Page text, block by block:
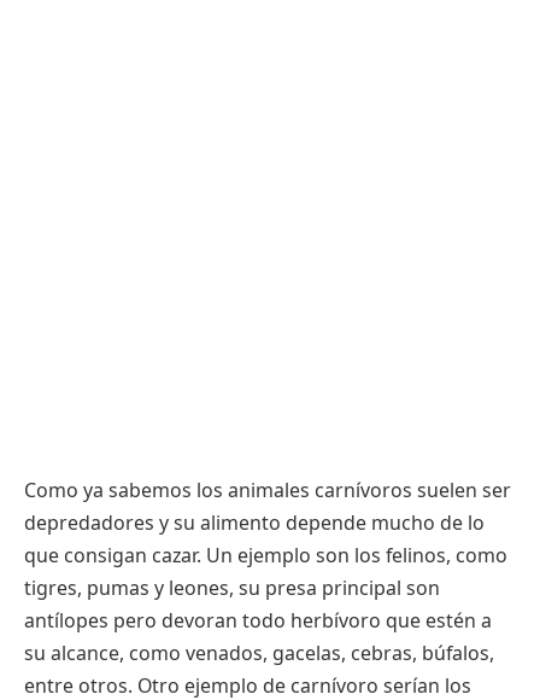
Como ya sabemos los animales carnívoros suelen ser
depredadores y su alimento depende mucho de lo
que consigan cazar. Un ejemplo son los felinos, como
tigres, pumas y leones, su presa principal son
antílopes pero devoran todo herbívoro que estén a
su alcance, como venados, gacelas, cebras, búfalos,
entre otros. Otro ejemplo de carnívoro serían los